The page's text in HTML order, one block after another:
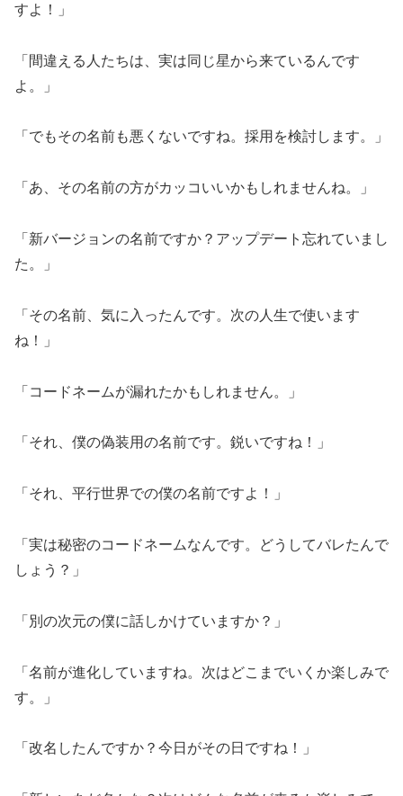
すよ！」
「間違える人たちは、実は同じ星から来ているんです
よ。」
「でもその名前も悪くないですね。採用を検討します。」
「あ、その名前の方がカッコいいかもしれませんね。」
「新バージョンの名前ですか？アップデート忘れていまし
た。」
「その名前、気に入ったんです。次の人生で使います
ね！」
「コードネームが漏れたかもしれません。」
「それ、僕の偽装用の名前です。鋭いですね！」
「それ、平行世界での僕の名前ですよ！」
「実は秘密のコードネームなんです。どうしてバレたんで
しょう？」
「別の次元の僕に話しかけていますか？」
「名前が進化していますね。次はどこまでいくか楽しみで
す。」
「改名したんですか？今日がその日ですね！」